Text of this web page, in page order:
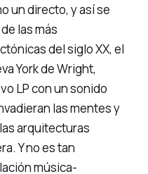
un directo, y así se
las más
del siglo XX, el
York de Wright,
LP con un sonido
las mentes y
arquitecturas
Y no es tan
música-